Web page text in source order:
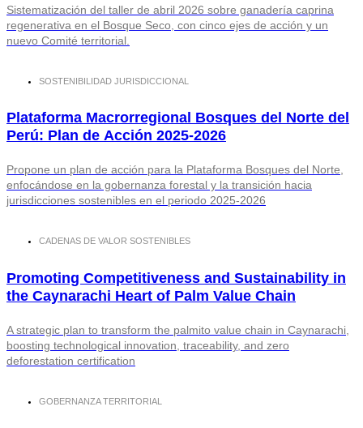
Sistematización del taller de abril 2026 sobre ganadería caprina
regenerativa en el Bosque Seco, con cinco ejes de acción y un
nuevo Comité territorial.
SOSTENIBILIDAD JURISDICCIONAL
Plataforma Macrorregional Bosques del Norte del
Perú: Plan de Acción 2025-2026
Propone un plan de acción para la Plataforma Bosques del Norte,
enfocándose en la gobernanza forestal y la transición hacia
jurisdicciones sostenibles en el periodo 2025-2026
CADENAS DE VALOR SOSTENIBLES
Promoting Competitiveness and Sustainability in
the Caynarachi Heart of Palm Value Chain
A strategic plan to transform the palmito value chain in Caynarachi,
boosting technological innovation, traceability, and zero
deforestation certification
GOBERNANZA TERRITORIAL